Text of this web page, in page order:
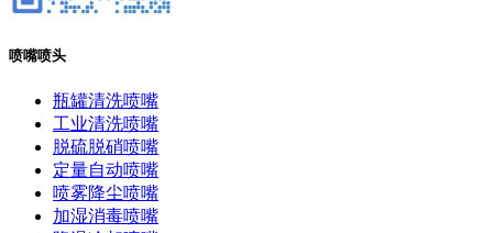
喷嘴喷头
瓶罐清洗喷嘴
工业清洗喷嘴
脱硫脱硝喷嘴
定量自动喷嘴
喷雾降尘喷嘴
加湿消毒喷嘴